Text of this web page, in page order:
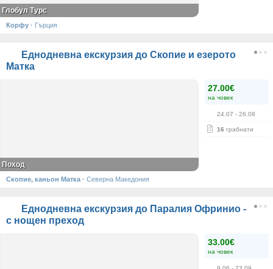
Глобул Турс
Корфу · Гърция
Еднодневна екскурзия до Скопие и езерото
Матка
27.00€
на човек
24.07 - 26.08
16 грабнати
Поход
Скопие, каньон Матка · Северна Македония
Еднодневна екскурзия до Паралия Офринио -
с нощен преход
33.00€
на човек